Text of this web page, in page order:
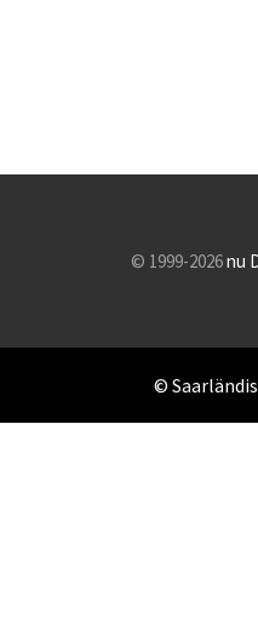
© 1999-2026nu